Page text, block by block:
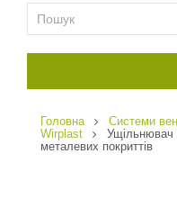
Головна Системи
Wirplast
Ущільнювач
металевих покриттів